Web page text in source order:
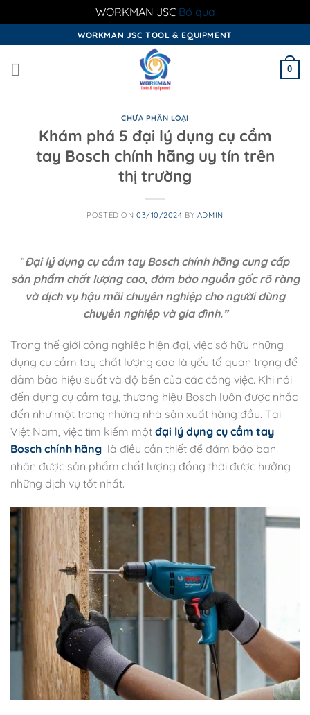
WORKMAN JSC Bỏ qua
to
content
WORKMAN JSC TOOL & EQUIPMENT
0
CHƯA PHÂN LOẠI
Khám phá 5 đại lý dụng cụ cầm
tay Bosch chính hãng uy tín trên
thị trường
POSTED ON 03/10/2024 BY ADMIN
“Đại lý dụng cụ cầm tay Bosch chính hãng cung cấp
sản phẩm chất lượng cao, đảm bảo nguồn gốc rõ ràng
và dịch vụ hậu mãi chuyên nghiệp cho người dùng
chuyên nghiệp và gia đình.”
Trong thế giới công nghiệp hiện đại, việc sở hữu những
dụng cụ cầm tay chất lượng cao là yếu tố quan trọng để
đảm bảo hiệu suất và độ bền của các công việc. Khi nói
đến dụng cụ cầm tay, thương hiệu Bosch luôn được nhắc
đến như một trong những nhà sản xuất hàng đầu. Tại
Việt Nam, việc tìm kiếm một đại lý dụng cụ cầm tay
Bosch chính hãng là điều cần thiết để đảm bảo bạn
nhận được sản phẩm chất lượng đồng thời được hưởng
những dịch vụ tốt nhất.